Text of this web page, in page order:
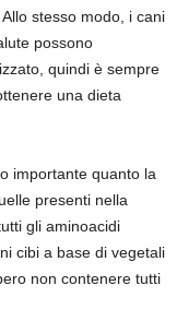
stesso modo, i cani
possono
quindi è sempre
una dieta
importante quanto la
presenti nella
gli aminoacidi
cibi a base di vegetali
non contenere tutti